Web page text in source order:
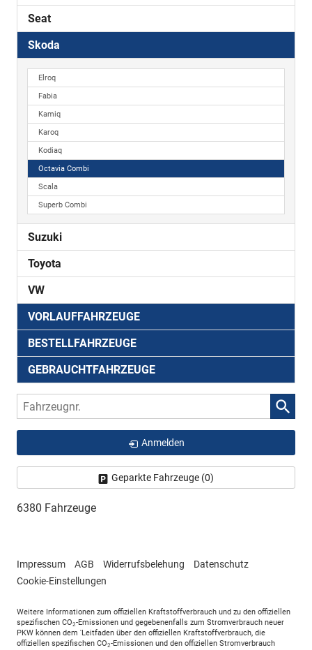
Seat
Skoda
Elroq
Fabia
Kamiq
Karoq
Kodiaq
Octavia Combi
Scala
Superb Combi
Suzuki
Toyota
VW
VORLAUFFAHRZEUGE
BESTELLFAHRZEUGE
GEBRAUCHTFAHRZEUGE
Fahrzeugnr.
Anmelden
Geparkte Fahrzeuge (0)
6380 Fahrzeuge
Impressum AGB Widerrufsbelehung
Datenschutz
Cookie-Einstellungen
Weitere Informationen zum offiziellen Kraftstoffverbrauch und zu den offiziellen
spezifischen CO2-Emissionen und gegebenenfalls zum Stromverbrauch neuer
PKW können dem 'Leitfaden über den offiziellen Kraftstoffverbrauch, die
offiziellen spezifischen CO2-Emissionen und den offiziellen Stromverbrauch